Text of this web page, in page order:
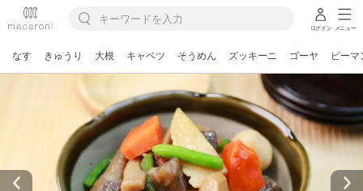
ログイン メニュー
なす きゅうり 大根 キャベツ そうめん ズッキーニ ゴーヤ ピーマ